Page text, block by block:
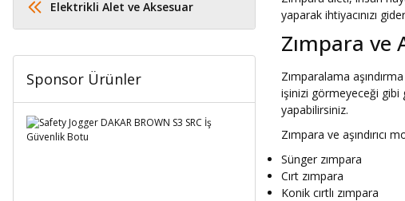
Elektrikli Alet ve Aksesuar
Sponsor Ürünler
yaparak ihtiyacınızı
Zımpara ve
Zımparalama
işinizi görmeyeceği gibi
yapabilirsiniz.
Zımpara ve aşındırıcı
Sünger zımpara
Cırt zımpara
Konik cırtlı zımpara